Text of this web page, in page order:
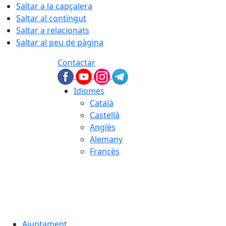
Saltar a la capçalera
Saltar al contingut
Saltar a relacionats
Saltar al peu de pàgina
Contactar
Idiomes
Català
Castellà
Anglès
Alemany
Francès